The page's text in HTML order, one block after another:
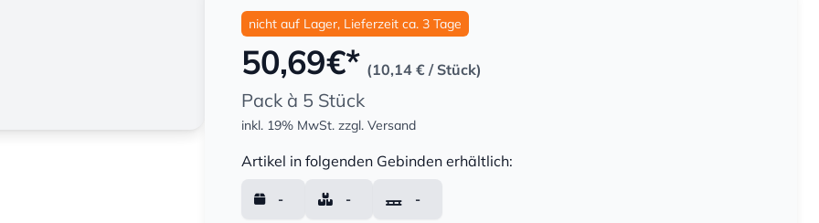
nicht auf Lager, Lieferzeit ca. 3 Tage
50,69€* (10,14 € / Stück)
Pack à 5 Stück
inkl. 19% MwSt. zzgl. Versand
Artikel in folgenden Gebinden erhältlich:
- - -